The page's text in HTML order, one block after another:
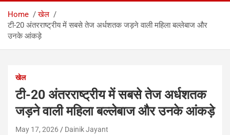
Home
खेल
टी-20 अंतरराष्ट्रीय में सबसे तेज अर्धशतक जड़ने वाली महिला बल्लेबाज और
उनके आंकड़े
खेल
टी-20 अंतरराष्ट्रीय में सबसे तेज अर्धशतक
जड़ने वाली महिला बल्लेबाज और उनके आंकड़े
May 17, 2026 Dainik Jayant